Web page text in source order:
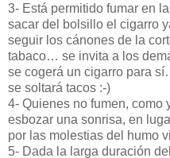
3- Está permitido fumar en
sacar del bolsillo el cigarro
seguir los cánones de la
tabaco… se invita a los
se cogerá un cigarro para
se soltará tacos :-)
4- Quienes no fumen, como
esbozar una sonrisa, en
por las molestias del humo
5- Dada la larga duración